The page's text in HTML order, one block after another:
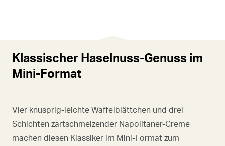
Klassischer Haselnuss-Genuss im
Mini-Format
Vier knusprig-leichte Waffelblättchen und drei
Schichten zartschmelzender Napolitaner-Creme
machen diesen Klassiker im Mini-Format zum